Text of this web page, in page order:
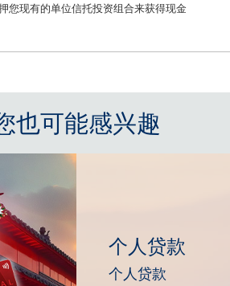
您现有的单位信托投资组合来获得现金
也可能感兴趣
个人贷款
个人贷款